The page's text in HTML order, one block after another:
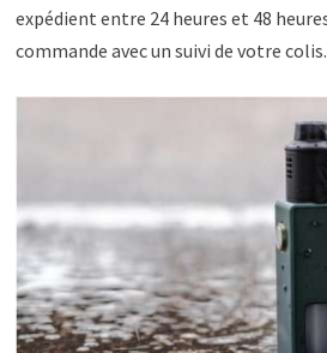
expédient entre 24 heures et 48
commande avec un suivi de votre colis.